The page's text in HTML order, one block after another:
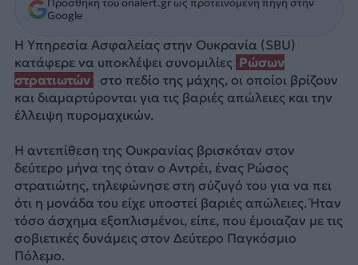
Google
Η Υπηρεσία Ασφαλείας στην Ουκρανία (SBU)
κατάφερε να υποκλέψει συνομιλίες Ρώσων
στρατιωτών
στο πεδίο της μάχης, οι οποίοι βρίζουν
και διαμαρτύρονται για τις βαριές απώλειες και την
έλλειψη πυρομαχικών.
Η αντεπίθεση της Ουκρανίας βρισκόταν στον
δεύτερο μήνα της όταν ο Αντρέι, ένας Ρώσος
στρατιώτης, τηλεφώνησε στη σύζυγό του για να πει
ότι η μονάδα του είχε υποστεί βαριές απώλειες. Ήταν
τόσο άσχημα εξοπλισμένοι, είπε, που έμοιαζαν με τις
σοβιετικές δυνάμεις στον Δεύτερο Παγκόσμιο
Πόλεμο.